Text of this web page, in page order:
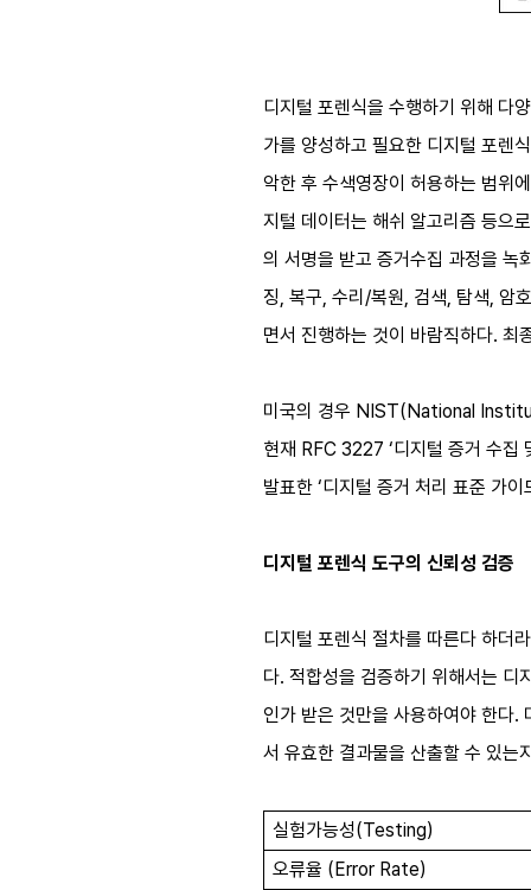
디지털 포렌식을 수행하기 위해 다
가를 양성하고 필요한 디지털 포렌
악한 후 수색영장이 허용하는 범위
지털 데이터는 해쉬 알고리즘 등으
의 서명을 받고 증거수집 과정을 녹
징, 복구, 수리/복원, 검색, 탐색, 암
면서 진행하는 것이 바람직하다. 최
미국의 경우 NIST(National
현재 RFC 3227 ‘디지털 증거 수집
발표한 ‘디지털 증거 처리 표준 가
디지털 포렌식 도구의 신뢰성 검증
디지털 포렌식 절차를 따른다 하더
다. 적합성을 검증하기 위해서는 디
인가 받은 것만을 사용하여야 한다
서 유효한 결과물을 산출할 수 있는
실험가능성(Testing)
오류율 (Error Rate)